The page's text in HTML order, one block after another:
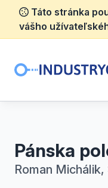
Táto stránka
vášho
Pánska
Roman